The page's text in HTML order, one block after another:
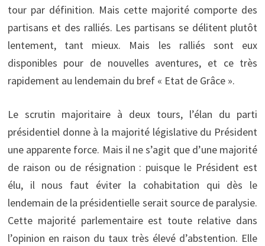
tour par définition. Mais cette majorité comporte des
partisans et des ralliés. Les partisans se délitent plutôt
lentement, tant mieux. Mais les ralliés sont eux
disponibles pour de nouvelles aventures, et ce très
rapidement au lendemain du bref « Etat de Grâce ».
Le scrutin majoritaire à deux tours, l’élan du parti
présidentiel donne à la majorité législative du Président
une apparente force. Mais il ne s’agit que d’une majorité
de raison ou de résignation : puisque le Président est
élu, il nous faut éviter la cohabitation qui dès le
lendemain de la présidentielle serait source de paralysie.
Cette majorité parlementaire est toute relative dans
l’opinion en raison du taux très élevé d’abstention. Elle